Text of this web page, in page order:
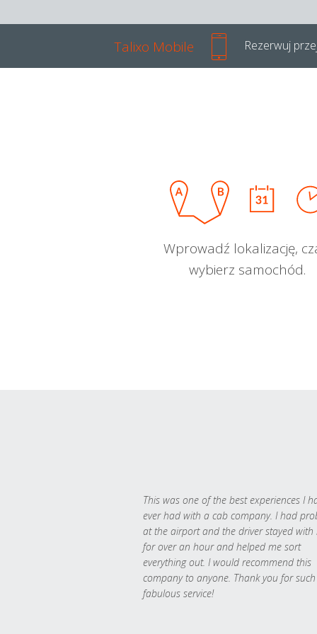
Talixo Mobile Rezerwuj
Wprowadź lokalizację,
wybierz samochód.
This was one of the best experiences I
ever had with a cab company. I had
at the airport and the driver stayed with
for over an hour and helped me sort
everything out. I would recommend this
company to anyone. Thank you for such
fabulous service!